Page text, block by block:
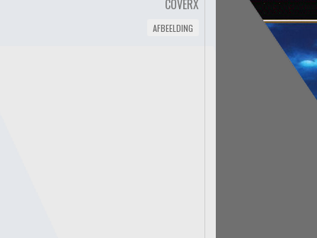
COVERX
AFBEELDING